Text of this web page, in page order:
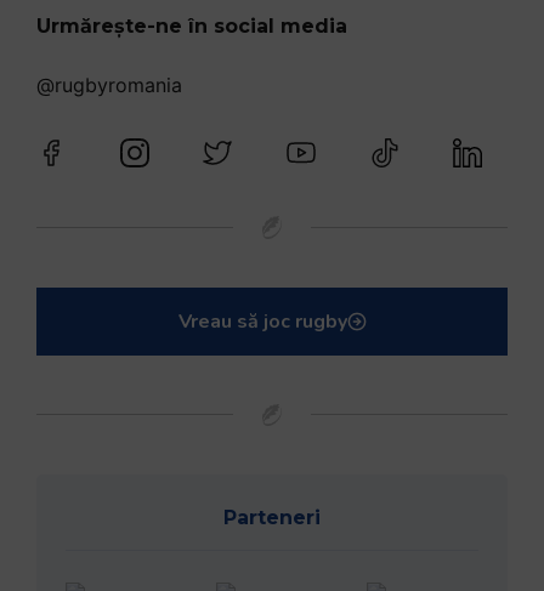
Urmărește-ne în social media
@rugbyromania
Vreau să joc rugby
Parteneri